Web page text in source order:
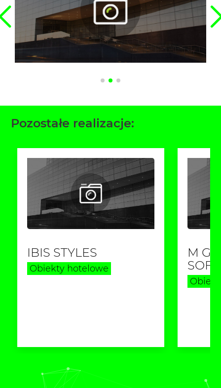
Pozostałe realizacje:
IBIS STYLES
Obiekty hotelowe
M